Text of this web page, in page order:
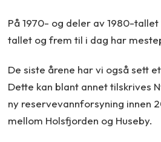
På 1970- og deler av 1980-
tallet og frem til i dag har
De siste årene har vi også sett
Dette kan blant annet tilskrives
ny reservevannforsyning innen
mellom Holsfjorden og Huseby.